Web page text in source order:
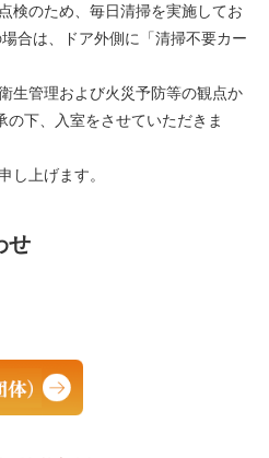
検のため、毎日清掃を実施してお
合は、ドア外側に「清掃不要カー
生管理および火災予防等の観点か
の下、入室をさせていただきま
し上げます。
せ